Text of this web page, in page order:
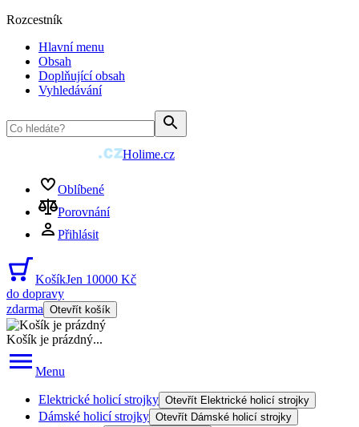
Rozcestník
Hlavní menu
Obsah
Doplňující obsah
Vyhledávání
Holime.cz
Oblíbené
Porovnání
Přihlásit
KošíkJen 10000 Kč
do dopravy
zdarma Otevřít košík
Košík je prázdný...
Menu
Elektrické holicí strojky Otevřít Elektrické holicí strojky
Dámské holicí strojky Otevřít Dámské holicí strojky